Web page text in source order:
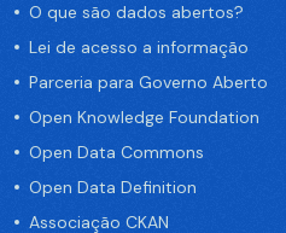
O que são dados abertos?
Lei de acesso a informação
Parceria para Governo Aberto
Open Knowledge Foundation
Open Data Commons
Open Data Definition
Associação CKAN